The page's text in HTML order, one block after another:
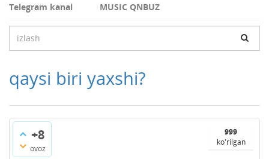
Telegram kanal MUSIC QNBUZ
qaysi biri yaxshi?
+8
ovoz
999
ko'rilgan